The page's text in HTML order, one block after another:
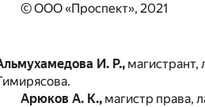
© ООО «Проспект», 2021
И. Р., магистрант,
Арюков А. К., магистр права,